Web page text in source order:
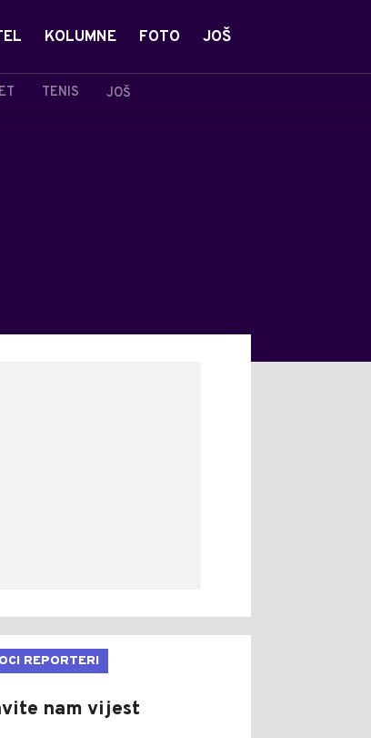
TENIS JOŠ
KOLUMNE FOTO JOŠ
REPORTERI
nam vijest